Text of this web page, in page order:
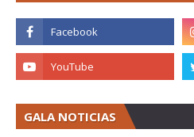
GALA NOTICIAS